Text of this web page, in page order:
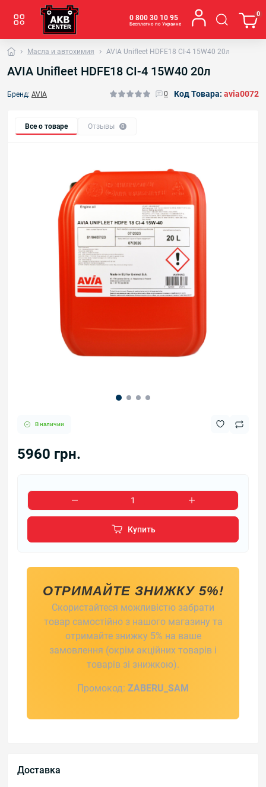
0 800 30 10 95
Бесплатно по Украине
0
Масла и автохимия AVIA Unifleet HDFE18 CI-4 15W40 20л
AVIA Unifleet HDFE18 CI-4 15W40 20л
Бренд: AVIA 0 Код Товара: avia0072
Все о товаре Отзывы 0
В наличии
5960 грн.
Купить
ОТРИМАЙТЕ ЗНИЖКУ 5%!
Скористайтеся можливістю забрати
товар самостійно з нашого магазину та
отримайте знижку 5% на ваше
замовлення (окрім акційних товарів і
товарів зі знижкою).
Промокод: ZABERU_SAM
Доставка